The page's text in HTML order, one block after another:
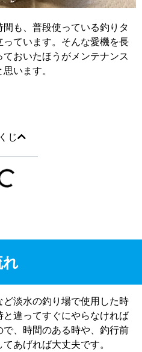
も、普段使っている釣りタ
ています。そんな愛機を長
おいたほうがメンテナンス
います。
じ
淡水の釣り場で使用した時
違ってすぐにやらなければ
、時間のある時や、釣行前
あげれば大丈夫です。